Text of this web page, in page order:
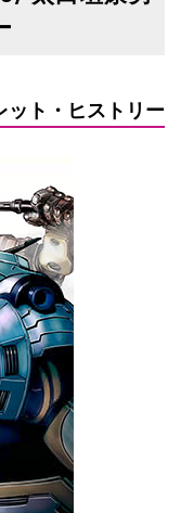
ット・ヒストリー